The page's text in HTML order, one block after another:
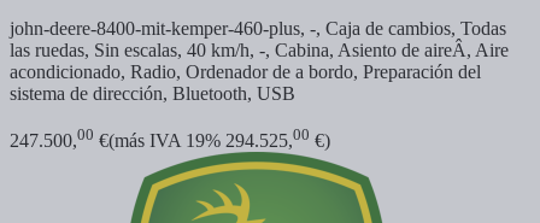
john-deere-8400-mit-kemper-460-plus, -, Caja de cambios, Todas
las ruedas, Sin escalas, 40 km/h, -, Cabina, Asiento de aireÂ, Aire
acondicionado, Radio, Ordenador de a bordo, Preparación del
sistema de dirección, Bluetooth, USB
247.500,00 €(más IVA 19% 294.525,00 €)